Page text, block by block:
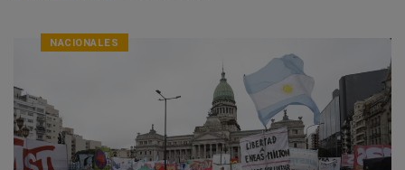
NACIONALES